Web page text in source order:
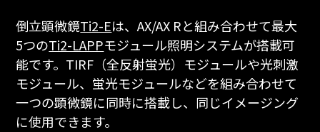
倒立顕微鏡Ti2-Eは、AX/AX Rと組み合わせて最大
5つのTi2-LAPPモジュール照明システムが搭載可
能です。TIRF（全反射蛍光）モジュールや光刺激
モジュール、蛍光モジュールなどを組み合わせて
一つの顕微鏡に同時に搭載し、同じイメージング
に使用できます。